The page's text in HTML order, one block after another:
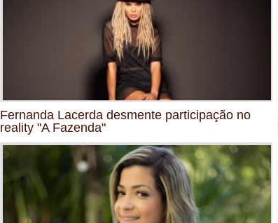
Fernanda Lacerda desmente participação no
reality "A Fazenda"